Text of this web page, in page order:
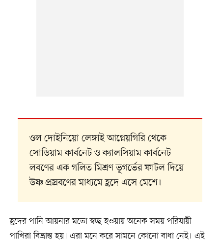
ওল দোইনিয়ো লেঙ্গাই আগ্নেয়গিরি থেকে
সোডিয়াম কার্বনেট ও ক্যালসিয়াম কার্বনেট
লবণের এক গলিত মিশ্রণ ভূগর্ভের ফাটল দিয়ে
উষ্ণ প্রস্রবণের মাধ্যমে হ্রদে এসে মেশে।
হ্রদের পানি আয়নার মতো স্বচ্ছ হওয়ায় অনেক সময় পরিযায়ী
পাখিরা বিভ্রান্ত হয়। এরা মনে করে সামনে কোনো বাধা নেই। এই